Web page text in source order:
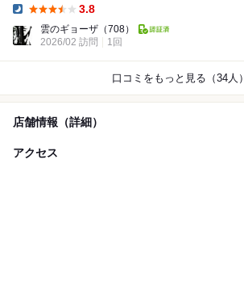
3.8
雲のギョーザ （708）
2026/02 訪問
1回
口コミをもっと見る（34人）
店舗情報（詳細）
アクセス